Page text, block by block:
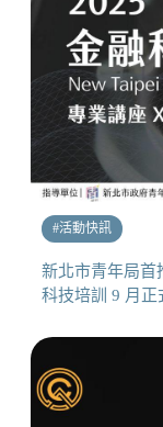
#活動快訊
新北市青年局首
科技培訓 9 月正